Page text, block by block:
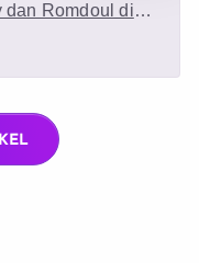
dan Romdoul di